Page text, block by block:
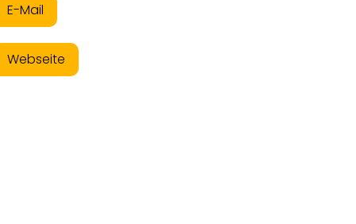
E-Mail
Webseite